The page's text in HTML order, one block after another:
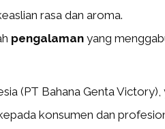
rasa dan aroma.
pengalaman yang
(PT Bahana Genta Victory),
konsumen dan